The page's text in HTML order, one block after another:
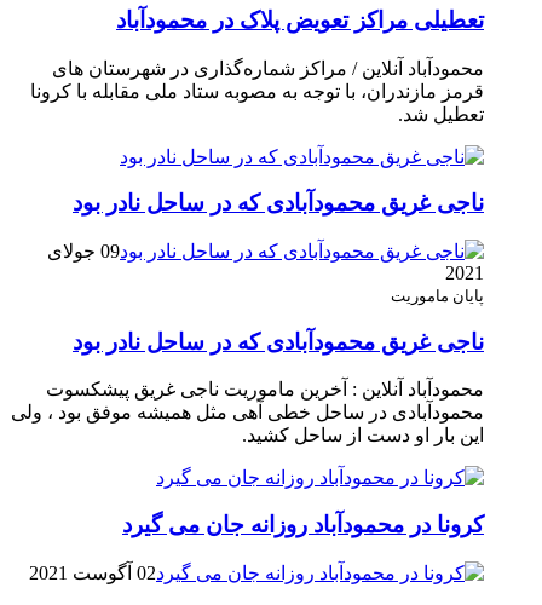
تعطیلی مراکز تعویض پلاک در محمودآباد
محمودآباد آنلاین / مراکز شماره‌گذاری در شهر‌ستان های
قرمز مازندران، با توجه به مصوبه ستاد ملی مقابله با کرونا
تعطیل شد.
ناجی غریق محمودآبادی که در ساحل نادر بود
09 جولای
2021
پایان ماموریت
ناجی غریق محمودآبادی که در ساحل نادر بود
محمودآباد آنلاین : آخرین ماموریت ناجی غریق پیشکسوت
محمودآبادی در ساحل خطی آهی مثل همیشه موفق بود ، ولی
این بار او دست از ساحل کشید.
کرونا در محمودآباد روزانه جان می گیرد
02 آگوست 2021